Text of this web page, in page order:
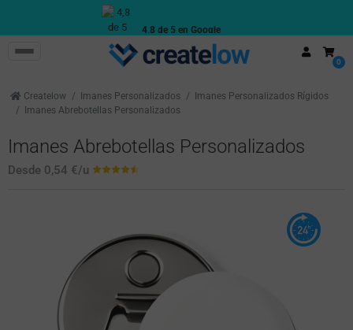
4,8 de 5 en Google
0
Createlow Imanes Personalizados
Imanes Personalizados Rígidos
Imanes Abrebotellas Personalizados
Imanes Abrebotellas Personalizados
Desde 0,54 €/u